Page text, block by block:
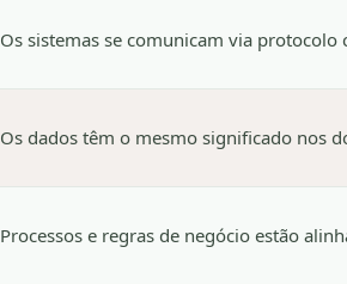
Os sistemas se comunicam via protocolo
Os dados têm o mesmo significado nos
Processos e regras de negócio estão